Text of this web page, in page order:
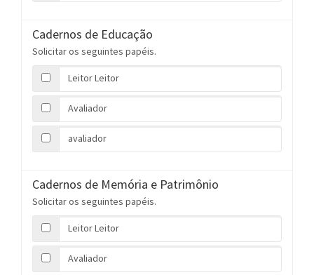
Cadernos de Educação
Solicitar os seguintes papéis.
Leitor Leitor
Avaliador
avaliador
Cadernos de Memória e Patrimônio
Solicitar os seguintes papéis.
Leitor Leitor
Avaliador